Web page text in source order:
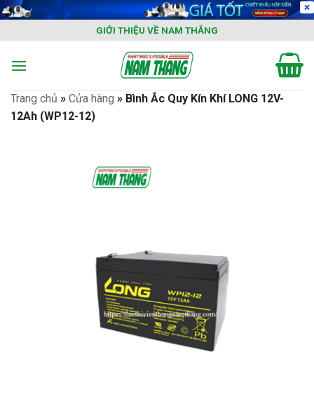
Skip
content
GIỚI THIỆU VỀ NAM THẮNG
Trang chủ » Cửa hàng » Bình Ắc Quy Kín Khí LONG 12V-
12Ah (WP12-12)